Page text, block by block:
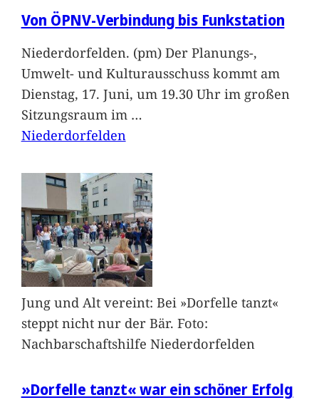
Von ÖPNV-Verbindung bis Funkstation
Niederdorfelden. (pm) Der Planungs-,
Umwelt- und Kulturausschuss kommt am
Dienstag, 17. Juni, um 19.30 Uhr im großen
Sitzungsraum im …
Niederdorfelden
Jung und Alt vereint: Bei »Dorfelle tanzt«
steppt nicht nur der Bär. Foto:
Nachbarschaftshilfe Niederdorfelden
»Dorfelle tanzt« war ein schöner Erfolg